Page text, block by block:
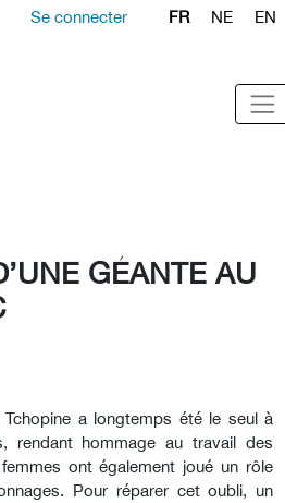
Se connecter FR NE EN
GÉANTE AU
a longtemps été le seul à
rendant hommage au travail des
ont également joué un rôle
Pour réparer cet oubli, un